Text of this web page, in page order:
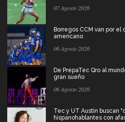
07 Agosto 2026
Borregos CCM van por
americano
06 Agosto 2026
De PrepaTec Qro al
gran sueño
06 Agosto 2026
Tec y UT Austin buscan
hispanohablantes con